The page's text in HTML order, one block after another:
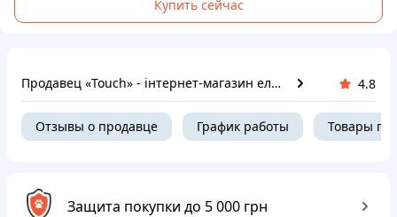
Купить сейчас
Продавец «Touch» - інтернет-магазин електроніки та гаджетів 4.8
Отзывы о продавце График работы Товары
Защита покупки до 5 000 грн